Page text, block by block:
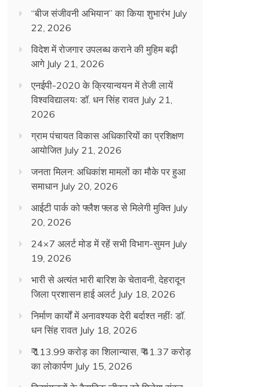
“बीज संजीवनी अभियान” का किया शुभारंभ July
22, 2026
विदेश में रोजगार उपलब्ध कराने की मुहिम बढ़ी
आगे July 21, 2026
एनईपी-2020 के क्रियान्वयन में तेजी लायें
विश्वविद्यालयः डॉ. धन सिंह रावत July 21,
2026
ग्राम पंचायत विकास अधिकारियों का प्रशिक्षण
आयोजित July 21, 2026
जनता मिलन: अधिकांश मामलों का मौके पर हुआ
समाधान July 20, 2026
आईटी पार्क को फ्लैश फ्लड से मिलेगी मुक्ति July
20, 2026
24×7 अलर्ट मोड में रहें सभी विभाग-सुमन July
19, 2026
भारी से अत्यंत भारी बारिश के चेतावनी, देहरादून
जिला प्रशासन हाई अलर्ट July 18, 2026
निर्माण कार्यों में अनावश्यक देरी बर्दाश्त नहींः डाॅ.
धन सिंह रावत July 18, 2026
₹ 113.99 करोड़ का शिलान्यास, ₹ 41.37 करोड़
का लोकार्पण July 15, 2026